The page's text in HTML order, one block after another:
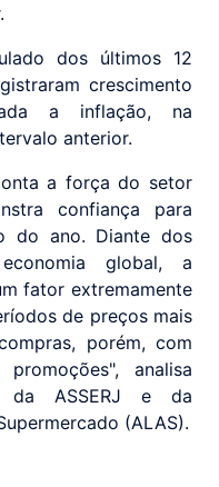
dos últimos 12
crescimento
a inflação, na
anterior.
a força do setor
confiança para
do ano. Diante dos
global, a
fator extremamente
de preços mais
porém, com
analisa
da ASSERJ e da
(ALAS).